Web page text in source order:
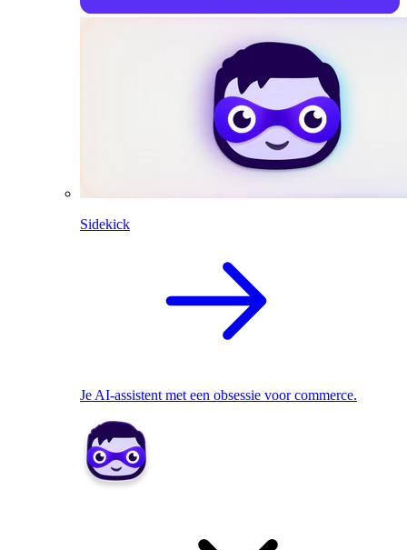
Sidekick
Je AI-assistent met een obsessie voor commerce.